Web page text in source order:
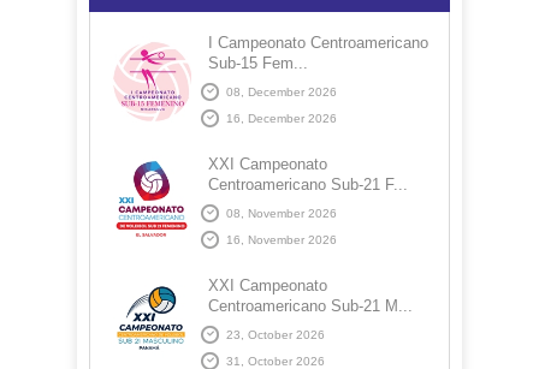
I Campeonato Centroamericano
Sub-15 Fem...
08, December 2026
16, December 2026
XXI Campeonato
Centroamericano Sub-21 F...
08, November 2026
16, November 2026
XXI Campeonato
Centroamericano Sub-21 M...
23, October 2026
31, October 2026